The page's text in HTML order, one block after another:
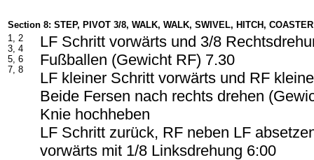
Section 8: STEP, PIVOT 3/8, WALK, WALK, SWIVEL, HITCH,
1, 2
3, 4
5, 6
7, 8
LF Schritt vorwärts und 3/8
Fußballen (Gewicht RF) 7.30
LF kleiner Schritt vorwärts und RF
Beide Fersen nach rechts drehen
Knie hochheben
LF Schritt zurück, RF neben LF
vorwärts mit 1/8 Linksdrehung 6:00